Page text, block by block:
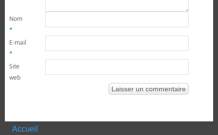
Nom
*
E-mail
*
Site
web
Accueil